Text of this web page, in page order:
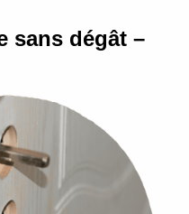
sans dégât –